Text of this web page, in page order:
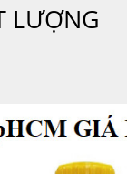
LƯỢNG